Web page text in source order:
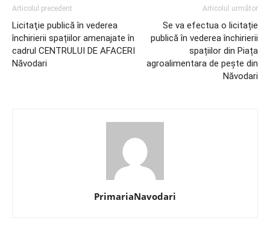
Articolul precedent
Licitaţie publică în vederea
închirierii spațiilor amenajate în
cadrul CENTRULUI DE AFACERI
Năvodari
Articolul următor
Se va efectua o licitație
publică în vederea închirierii
spațiilor din Piața
agroalimentara de pește din
Năvodari
PrimariaNavodari